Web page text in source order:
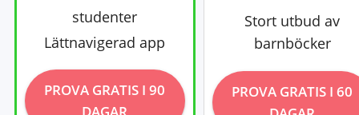
Stort utbud av
barnböcker
PROVA GRATIS I 60
studenter
Lättnavigerad app
PROVA GRATIS I 90